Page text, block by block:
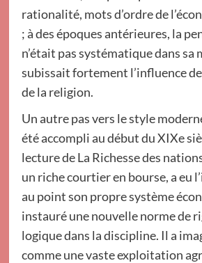
rationalité, mots d’ordre de
; à des époques antérieures, la
n’était pas systématique dans sa
subissait fortement l’influence
de la religion.
Un autre pas vers le style
été accompli au début du XIXe
lecture de La Richesse des
un riche courtier en bourse, a eu
au point son propre système
instauré une nouvelle norme de
logique dans la discipline. Il a
comme une vaste exploitation